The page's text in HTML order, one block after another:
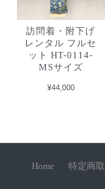
訪問着・附下げ
レンタル フルセ
ット HT-0114-
MSサイズ
¥44,000
Home 特定商